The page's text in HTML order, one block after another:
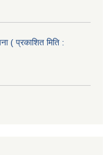
( प्रकाशित मिति :